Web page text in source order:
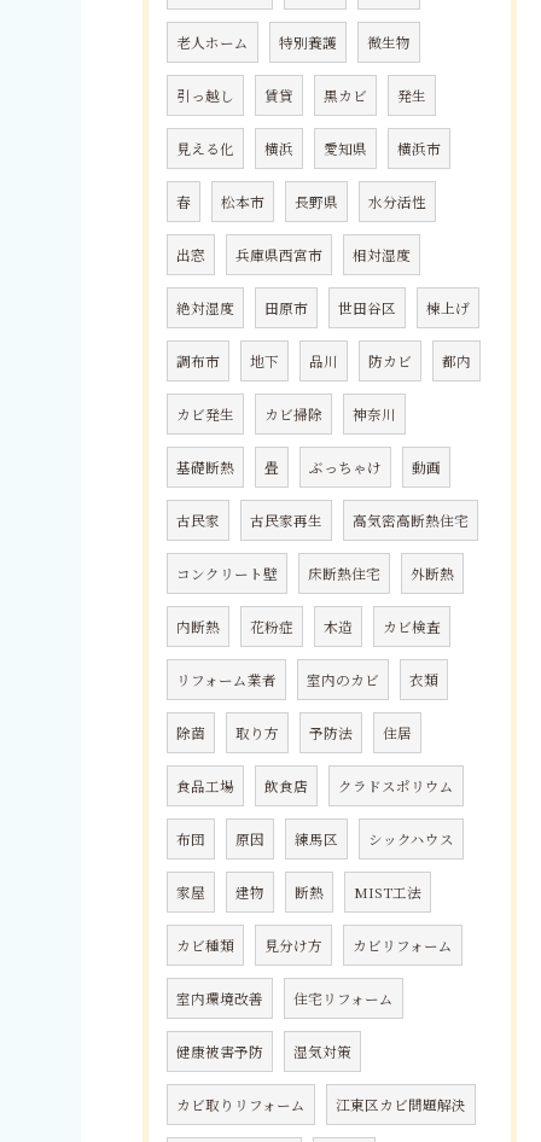
老人ホーム 特別養護 微生物
引っ越し 賃貸 黒カビ 発生
見える化 横浜 愛知県 横浜市
春 松本市 長野県 水分活性
出窓 兵庫県西宮市 相対湿度
絶対湿度 田原市 世田谷区 棟上げ
調布市 地下 品川 防カビ 都内
カビ発生 カビ掃除 神奈川
基礎断熱 畳 ぶっちゃけ 動画
古民家 古民家再生 高気密高断熱住宅
コンクリート壁 床断熱住宅 外断熱
内断熱 花粉症 木造 カビ検査
リフォーム業者 室内のカビ 衣類
除菌 取り方 予防法 住居
食品工場 飲食店 クラドスポリウム
布団 原因 練馬区 シックハウス
家屋 建物 断熱 MIST工法
カビ種類 見分け方 カビリフォーム
室内環境改善 住宅リフォーム
健康被害予防 湿気対策
カビ取りリフォーム 江東区カビ問題解決